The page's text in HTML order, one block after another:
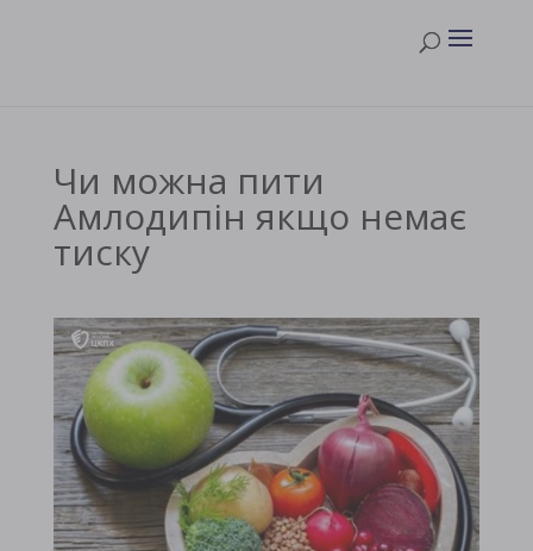
Чи можна пити
Амлодипін якщо немає
тиску